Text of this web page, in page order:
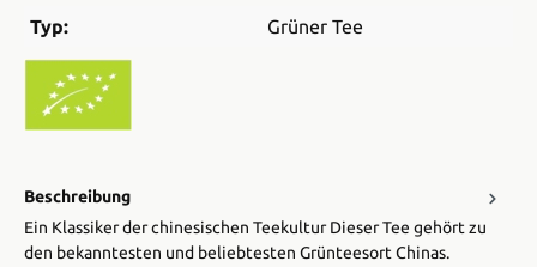
Typ:
Grüner Tee
Beschreibung
Ein Klassiker der chinesischen Teekultur Dieser Tee gehört zu
den bekanntesten und beliebtesten Grünteesort Chinas.